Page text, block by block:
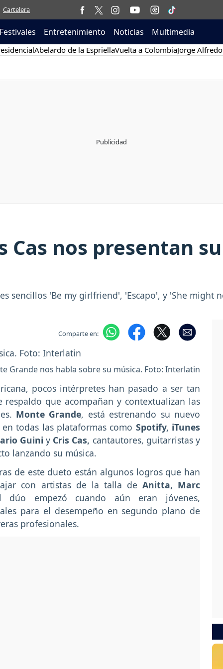
Cartelera
Entretenimiento Noticias Multimedia
Abelardo de la EspriellaVuelta a ColombiaJorge
Cas nos presentan
sencillos 'Be my girlfriend', 'Escapo', y 'She might
Comparte en:
Grande nos habla sobre su música. Foto: Interlatin
pocos intérpretes han pasado a ser tan
que acompañan y contextualizan las
Monte Grande, está estrenando su nuevo
todas las plataformas como Spotify, iTunes
Guini yCris Cas, cantautores, guitarristas y
lanzando su música.
de este dueto están algunos logros que han
con artistas de la talla de Anitta, Marc
dúo empezó cuando aún eran jóvenes,
para el desempeño en segundo plano de
profesionales.